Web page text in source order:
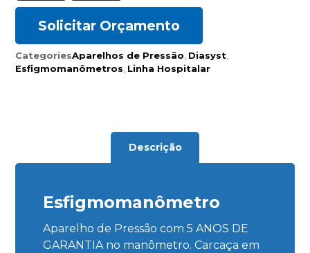
Solicitar Orçamento
CategoriesAparelhos de Pressão Diasyst
Esfigmomanômetros Linha Hospitalar
Descrição
Esfigmomanômetro
Aparelho de Pressão com 5 ANOS DE
GARANTIA no manômetro. Carcaça em